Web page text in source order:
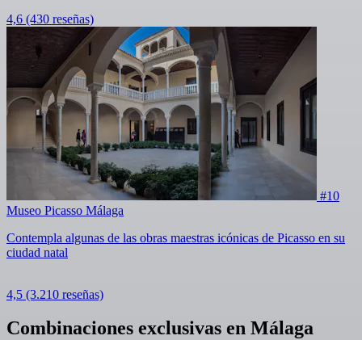
4,6 (430 reseñas)
#10
Museo Picasso Málaga
Contempla algunas de las obras maestras icónicas de Picasso en su
ciudad natal
4,5 (3.210 reseñas)
Combinaciones exclusivas en Málaga